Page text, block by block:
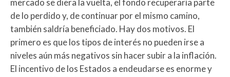
de lo perdido y, de continuar por el mismo camino,
también saldría beneficiado. Hay dos motivos. El
primero es que los tipos de interés no pueden irse a
niveles aún más negativos sin hacer subir a la inflación.
El incentivo de los Estados a endeudarse es enorme y